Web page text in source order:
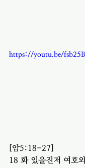
https://youtu.be/
[암5:18-27]
18 화 있을진저 여호